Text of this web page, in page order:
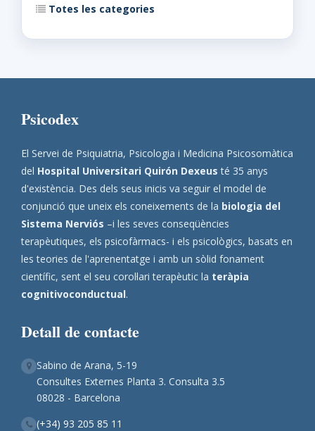
Totes les categories
Psicodex
El Servei de Psiquiatria, Psicologia i Medicina Psicosomàtica
del Hospital Universitari Quirón Dexeus té 35 anys
d'existència. Des dels seus inicis va seguir el model de
conjunció que uneix els coneixements de la biologia del
Sistema Nerviós –i les seves conseqüències
terapèutiques, els psicofàrmacs- i els psicològics, basats en
les teories de l'aprenentatge i amb un sòlid fonament
científic, sent el seu corol·lari terapèutic la teràpia
cognitivoconductual.
Detall de contacte
Sabino de Arana, 5-19
Consultes Externes Planta 3. Consulta 3.5
08028 - Barcelona
(+34) 93 205 85 11